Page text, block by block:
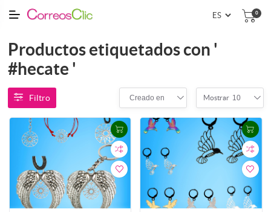
0
Productos etiquetados con '
#hecate '
Filtro Creado en Mostrar 10